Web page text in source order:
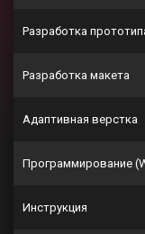
Разработка
Разработка макета
Адаптивная верстка
Программирование
Инструкция